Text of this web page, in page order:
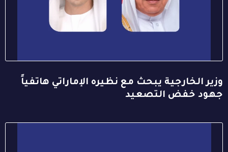
وزير الخارجية يبحث مع نظيره الإماراتي هاتفياً
جهود خفض التصعيد